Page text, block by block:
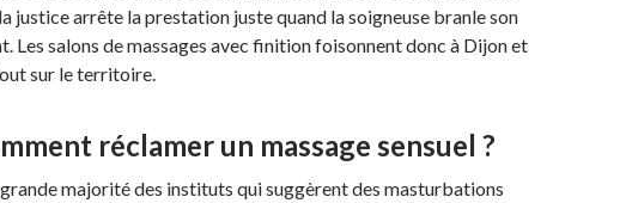
justice arrête la prestation juste quand la soigneuse branle son
Les salons de massages avec finition foisonnent donc à Dijon et
sur le territoire.
réclamer un massage sensuel ?
grande majorité des instituts qui suggèrent des masturbations